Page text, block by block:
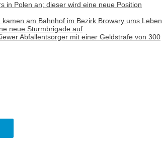
in Polen an; dieser wird eine neue Position
am Bahnhof im Bezirk Browary ums Leben
neue Sturmbrigade auf
Abfallentsorger mit einer Geldstrafe von 300